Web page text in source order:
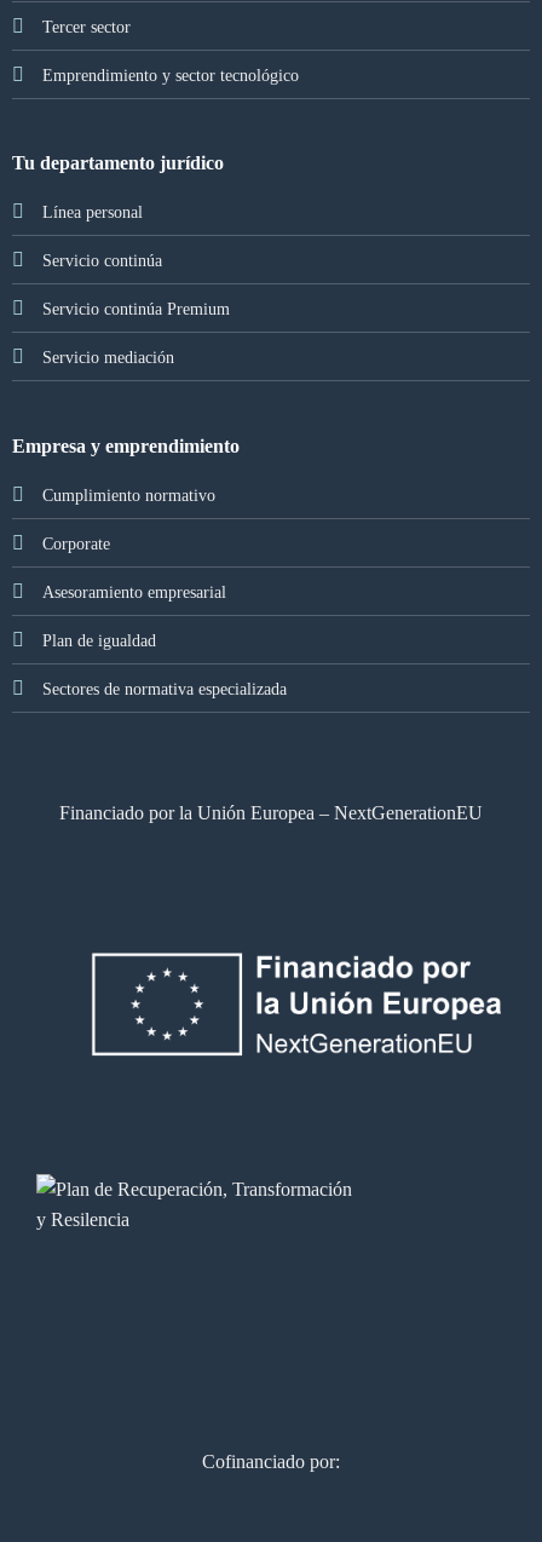
Tercer sector
Emprendimiento y sector tecnológico
Tu departamento jurídico
Línea personal
Servicio continúa
Servicio continúa Premium
Servicio mediación
Empresa y emprendimiento
Cumplimiento normativo
Corporate
Asesoramiento empresarial
Plan de igualdad
Sectores de normativa especializada
Financiado por la Unión Europea – NextGenerationEU
Cofinanciado por: